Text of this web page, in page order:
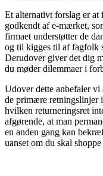
Et alternativt forslag er
godkendt af e-mærket,
firmaet understøtter de
og til kigges til af fagfolk
Derudover giver det dig
du møder dilemmaer i
Udover dette anbefaler
de primære retningslinjer
hvilken returneringsret
afgørende, at man
en anden gang kan
uanset om du skal